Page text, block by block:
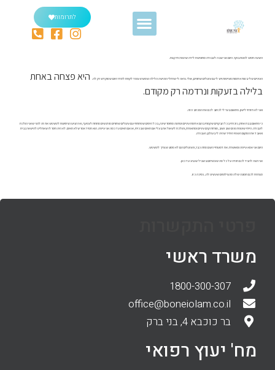
לתרומות
השעה חמש לפנות בוקר. היום אני שבה לעבודה מחופשת לידה שהארכתי קצת.
העיניים שלי בטוח אדומות מעייפות ויש לי גם עיגולים שחורים, אולי. נראה לי שרחלי הרגישה הלילה שמשהו עומד לקרות לסדר היום שמוקדש רק לה. היא פצחה באחת
בלילה בזעקות ונרדמה רק מקודם.
ואני לא חזרתי לישון. פתאום בער לי לכתוב לכם את המכתב הזה.
כי פתאום בבת אחת, נזכרתי בכל הבקרים שקמתי בהם אדומת עיניים וטרוטה מחוסר שינה, בכל הימים שפתחתי עם עיגולים שחורים מודגשים מתחת לעפעף, ואז הגיעו הניסיונות לטשטש את זה לפני שאני הולכת
לעבודה. הייתי שוטפת פנים שוב ושוב, מורחת קרם עיניים ומתאפרת, והולכת לשאול את בעלי אם רואים שבכיתי, או אם רואים עד כמה אני עייפה. הוא תמיד אמר שלא רואים. לא היה חסר לו שאחליט להישאר בבית
ואאבד את המקום השפוי היחיד שהיה לי בעולם, העבודה.
היום אני אמא עייפה ומאושרת. את דמעותיי השם מחה כבר, והעיגולים הם לא מסוג שצריך לטשטש.
אני רוצה להגיד לכם תודה על כל מה שעשיתם בשביל שנגיע עד כאן.
מצרפת לכם תמונה שלה מהצילומים שעשינו לה.. נסיכה כזו.
משרד ראשי
1800-300-307
office@boneiolam.co.il
בר כוכבא 4, בני ברק
מח' יעוץ רפואי